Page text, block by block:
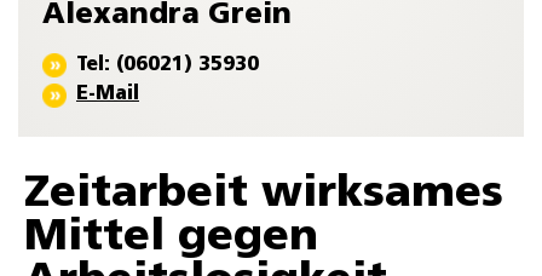
Alexandra Grein
Tel: (06021) 35930
E-Mail
Zeitarbeit wirksames
Mittel gegen